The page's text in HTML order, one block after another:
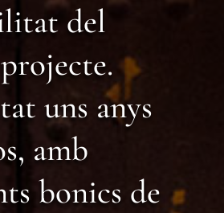
del
uns anys
amb
bonics de